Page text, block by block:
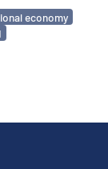
economy